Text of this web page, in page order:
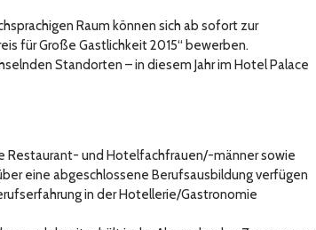
Raum können sich ab sofort zur
für Große Gastlichkeit 2015“ bewerben.
Standorten – in diesem Jahr im Hotel Palace
Restaurant- und Hotelfachfrauen/-männer sowie
eine abgeschlossene Berufsausbildung verfügen
in der Hotellerie/Gastronomie